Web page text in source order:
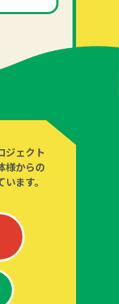
ジェクト
様からの
ます。